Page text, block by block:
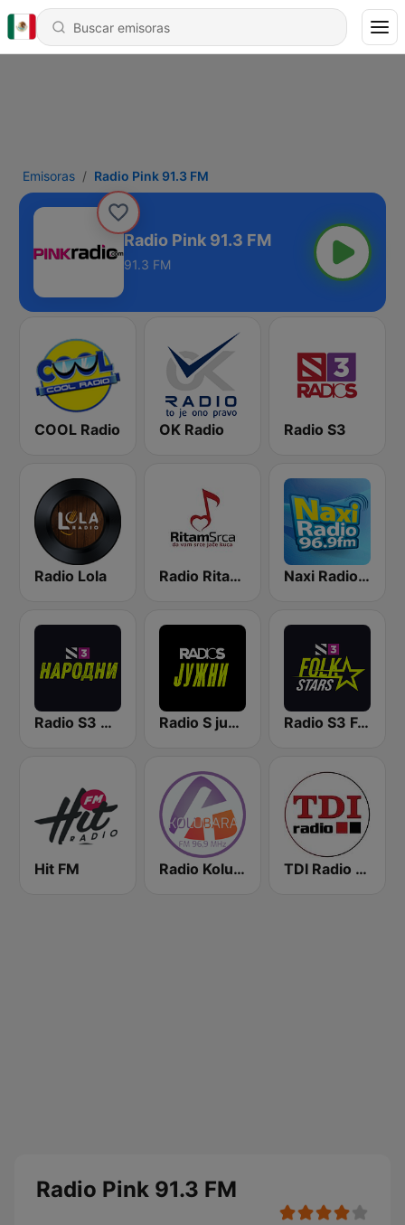
Emisoras Radio Pink 91.3 FM
Radio Pink 91.3 FM
91.3 FM
COOL Radio OK Radio Radio S3
Radio Lola Radio Ritam Srca Naxi Radio 96.9 FM
Radio S3 Narodni Radio S južni Radio S3 Folk Stars
Hit FM Radio Kolubara TDI Radio 91.8 FM
Radio Pink 91.3 FM